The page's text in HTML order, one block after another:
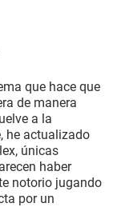
que hace que
de manera
a la
he actualizado
únicas
haber
notorio jugando
por un